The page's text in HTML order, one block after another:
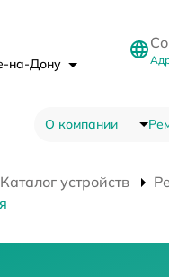
на-Дону
О компании
Каталог устройств